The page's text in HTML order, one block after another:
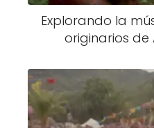
Explorando la
originarios de